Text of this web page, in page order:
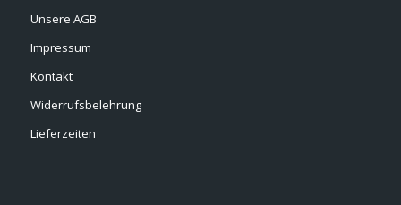
Unsere AGB
Impressum
Kontakt
Widerrufsbelehrung
Lieferzeiten